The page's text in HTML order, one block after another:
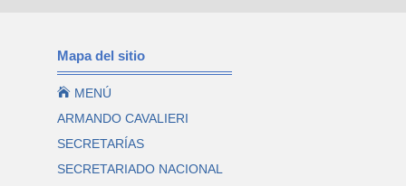
Mapa del sitio
 MENÚ
ARMANDO CAVALIERI
SECRETARÍAS
SECRETARIADO NACIONAL